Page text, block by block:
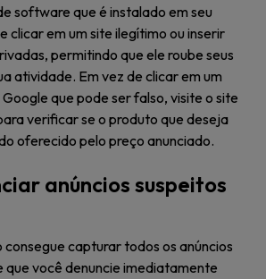
software que é instalado em seu
clicar em um site ilegítimo ou inserir
permitindo que ele roube seus
atividade. Em vez de clicar em um
que pode ser falso, visite o site
verificar se o produto que deseja
oferecido pelo preço anunciado.
anúncios suspeitos
consegue capturar todos os anúncios
você denuncie imediatamente